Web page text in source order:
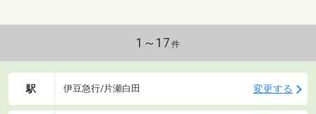
1～17 件
駅 伊豆急行/片瀬白田 変更する